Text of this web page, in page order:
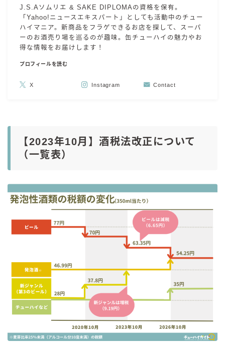
J.S.Aソムリエ & SAKE DIPLOMAの資格を保有。
「Yahoo!ニュースエキスパート」としても活動中のチュー
ハイマニア。新商品をフラゲできるお店を探して、スーパ
ーのお酒売り場を巡るのが趣味。缶チューハイの魅力やお
得な情報をお届けします！
プロフィールを読む
X Instagram Contact
【2023年10月】酒税法改正について
（一覧表）